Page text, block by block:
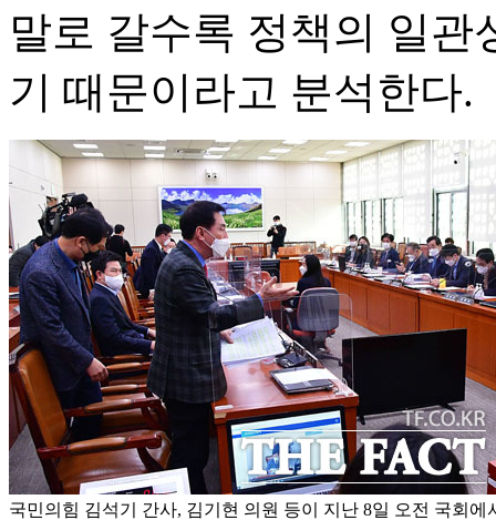
말로 갈수록 정책의 일
기 때문이라고 분석한다.
국민의힘 김석기 간사, 김기현 의원 등이 지난 8일 오전 국회